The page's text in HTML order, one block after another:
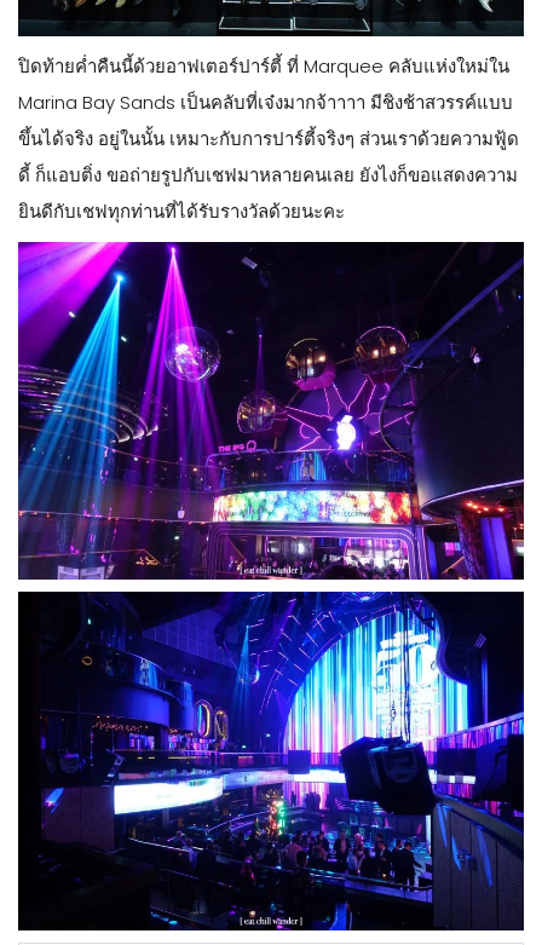
ปิดท้ายค่ำคืนนี้ด้วยอาฟเตอร์ปาร์ตี้ ที่ Marquee คลับแห่งใหม่ใน
Marina Bay Sands เป็นคลับที่เจ๋งมากจ้าาาา มีชิงช้าสวรรค์แบบ
ขึ้นได้จริง อยู่ในนั้น เหมาะกับการปาร์ตี้จริงๆ ส่วนเราด้วยความฟู้ด
ดี้ ก็แอบติ่ง ขอถ่ายรูปกับเชฟมาหลายคนเลย ยังไงก็ขอแสดงความ
ยินดีกับเชฟทุกท่านที่ได้รับรางวัลด้วยนะคะ